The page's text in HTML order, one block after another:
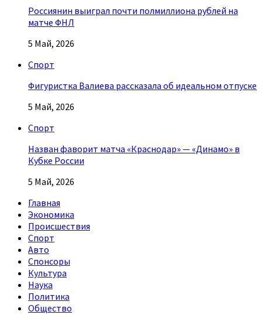
Россиянин выиграл почти полмиллиона рублей на
матче ФНЛ
5 Май, 2026
Спорт
Фигуристка Валиева рассказала об идеальном отпуске
5 Май, 2026
Спорт
Назван фаворит матча «Краснодар» — «Динамо» в
Кубке России
5 Май, 2026
Главная
Экономика
Происшествия
Спорт
Авто
Спонсоры
Культура
Наука
Политика
Общество